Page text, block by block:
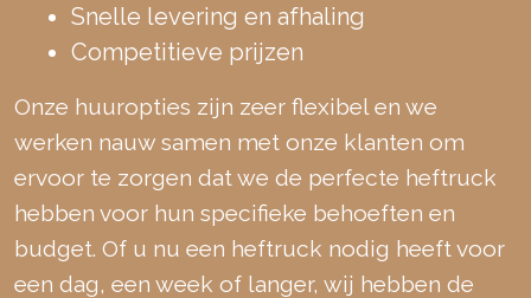
Snelle levering en afhaling
Competitieve prijzen
Onze huuropties zijn zeer flexibel en we
werken nauw samen met onze klanten om
ervoor te zorgen dat we de perfecte heftruck
hebben voor hun specifieke behoeften en
budget. Of u nu een heftruck nodig heeft voor
een dag, een week of langer, wij hebben de